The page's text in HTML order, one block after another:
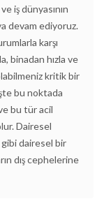
iş dünyasının
devam ediyoruz.
karşı
binadan hızla ve
kritik bir
bu noktada
bu tür acil
Dairesel
gibi dairesel bir
dış cephelerine